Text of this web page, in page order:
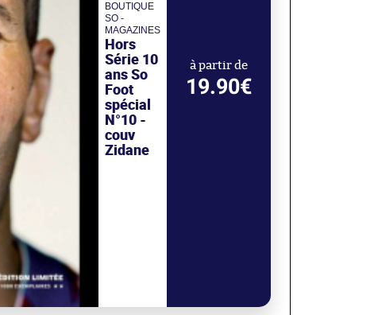
BOUTIQUE
SO -
MAGAZINES
Hors
Série 10
ans So
Foot
spécial
N°10 -
couv
Zidane
à partir de
19.90€